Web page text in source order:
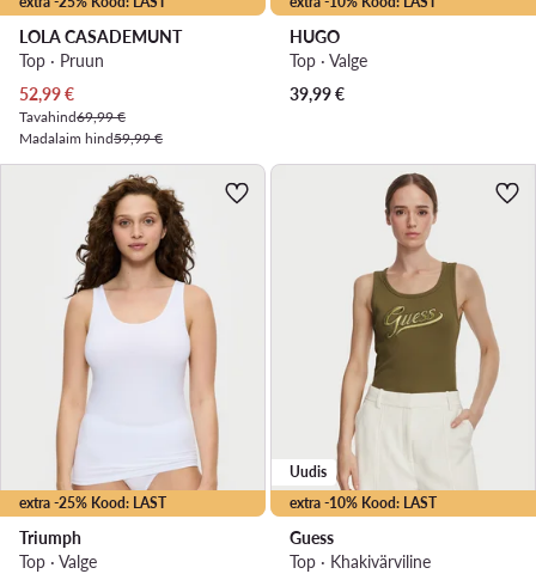
LOLA CASADEMUNT
Top · Pruun
Praegune hind
52,99€
Tavahind69,99 €
Madalaim hind59,99 €
HUGO
Top · Valge
39,99€
extra -25% Kood: LAST
Triumph
Top · Valge
extra -10% Kood: LAST
Uudis
Guess
Top · Khakivärviline